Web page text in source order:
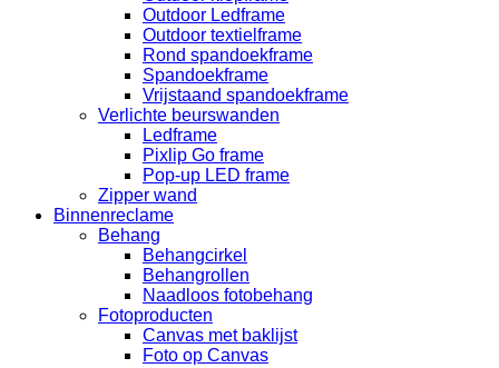
Outdoor Ledframe
Outdoor textielframe
Rond spandoekframe
Spandoekframe
Vrijstaand spandoekframe
Verlichte beurswanden
Ledframe
Pixlip Go frame
Pop-up LED frame
Zipper wand
Binnenreclame
Behang
Behangcirkel
Behangrollen
Naadloos fotobehang
Fotoproducten
Canvas met baklijst
Foto op Canvas